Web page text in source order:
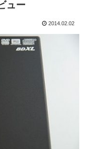
ュー
2014.02.02